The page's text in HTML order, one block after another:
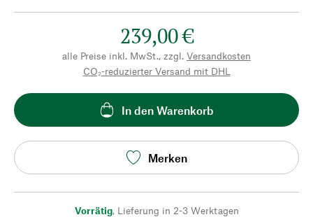
239,00 €
alle Preise inkl. MwSt., zzgl. Versandkosten
CO₂-reduzierter Versand mit DHL
In den Warenkorb
Merken
Vorrätig, Lieferung in 2-3 Werktagen